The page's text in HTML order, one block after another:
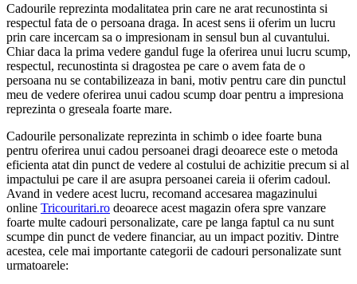
Cadourile reprezinta modalitatea prin care ne arat recunostinta si
respectul fata de o persoana draga. In acest sens ii oferim un lucru
prin care incercam sa o impresionam in sensul bun al cuvantului.
Chiar daca la prima vedere gandul fuge la oferirea unui lucru scump,
respectul, recunostinta si dragostea pe care o avem fata de o
persoana nu se contabilizeaza in bani, motiv pentru care din punctul
meu de vedere oferirea unui cadou scump doar pentru a impresiona
reprezinta o greseala foarte mare.
Cadourile personalizate reprezinta in schimb o idee foarte buna
pentru oferirea unui cadou persoanei dragi deoarece este o metoda
eficienta atat din punct de vedere al costului de achizitie precum si al
impactului pe care il are asupra persoanei careia ii oferim cadoul.
Avand in vedere acest lucru, recomand accesarea magazinului
online Tricouritari.ro deoarece acest magazin ofera spre vanzare
foarte multe cadouri personalizate, care pe langa faptul ca nu sunt
scumpe din punct de vedere financiar, au un impact pozitiv. Dintre
acestea, cele mai importante categorii de cadouri personalizate sunt
urmatoarele: